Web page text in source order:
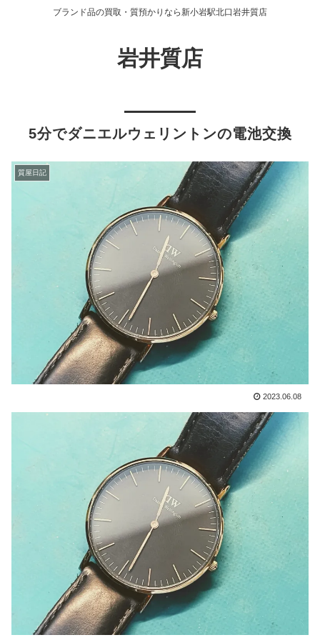
ブランド品の買取・質預かりなら新小岩駅北口岩井質店
岩井質店
5分でダニエルウェリントンの電池交換
質屋日記
2023.06.08